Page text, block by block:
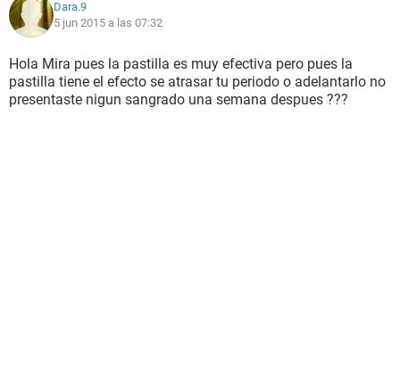
Dara.9
5 jun 2015 a las 07:32
Hola Mira pues la pastilla es muy efectiva pero pues la
pastilla tiene el efecto se atrasar tu periodo o adelantarlo no
presentaste nigun sangrado una semana despues ???